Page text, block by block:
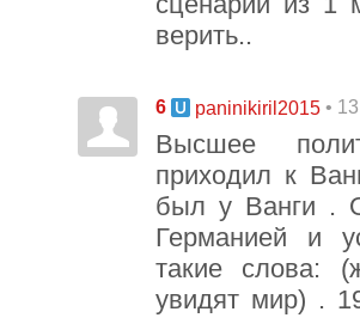
верить..
6 paninikiril2015 •
Высшее
приходил к
был у Ванги .
Германией и
такие слова:
увидят мир) .